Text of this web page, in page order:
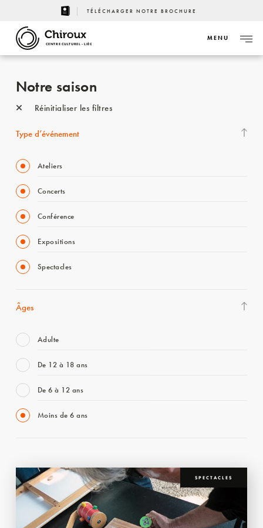
TÉLÉCHARGER NOTRE BROCHURE
CENTRE CULTUREL - LIÈGE
MENU
Notre saison
Réinitialiser les filtres
Type d’événement
Ateliers
Concerts
Conférence
Expositions
Spectacles
Âges
Adulte
De 12 à 18 ans
De 6 à 12 ans
Moins de 6 ans
SPECTACLES